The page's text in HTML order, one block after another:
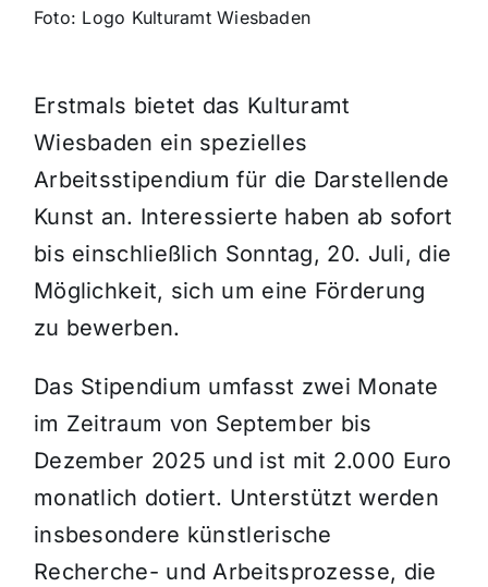
Foto: Logo Kulturamt Wiesbaden
Erstmals bietet das Kulturamt
Wiesbaden ein spezielles
Arbeitsstipendium für die Darstellende
Kunst an. Interessierte haben ab sofort
bis einschließlich Sonntag, 20. Juli, die
Möglichkeit, sich um eine Förderung
zu bewerben.
Das Stipendium umfasst zwei Monate
im Zeitraum von September bis
Dezember 2025 und ist mit 2.000 Euro
monatlich dotiert. Unterstützt werden
insbesondere künstlerische
Recherche- und Arbeitsprozesse, die